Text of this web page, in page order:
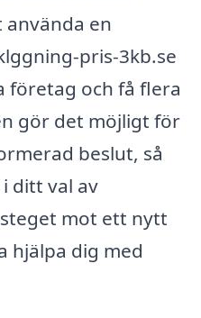
använda en
pris-3kb.se
företag och få flera
gör det möjligt för
beslut, så
ditt val av
mot ett nytt
hjälpa dig med